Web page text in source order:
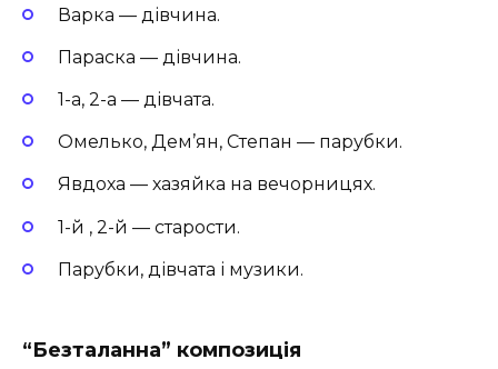
Варка — дівчина.
Параска — дівчина.
1-а, 2-а — дівчата.
Омелько, Дем’ян, Степан — парубки.
Явдоха — хазяйка на вечорницях.
1-й , 2-й — старости.
Парубки, дівчата і музики.
“Безталанна” композиція